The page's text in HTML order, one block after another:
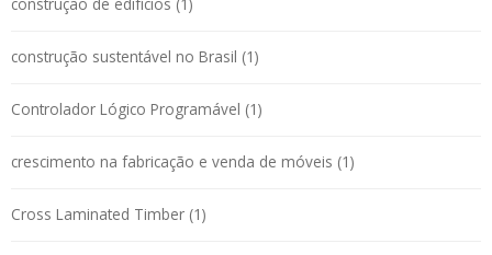
construção sustentável no Brasil (1)
Controlador Lógico Programável (1)
crescimento na fabricação e venda de móveis (1)
Cross Laminated Timber (1)